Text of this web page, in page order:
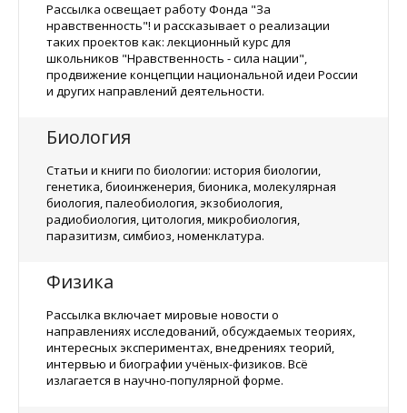
Рассылка освещает работу Фонда "За
нравственность"! и рассказывает о реализации
таких проектов как: лекционный курс для
школьников "Нравственность - сила нации",
продвижение концепции национальной идеи России
и других направлений деятельности.
Биология
Статьи и книги по биологии: история биологии,
генетика, биоинженерия, бионика, молекулярная
биология, палеобиология, экзобиология,
радиобиология, цитология, микробиология,
паразитизм, симбиоз, номенклатура.
Физика
Рассылка включает мировые новости о
направлениях исследований, обсуждаемых теориях,
интересных экспериментах, внедрениях теорий,
интервью и биографии учёных-физиков. Всё
излагается в научно-популярной форме.